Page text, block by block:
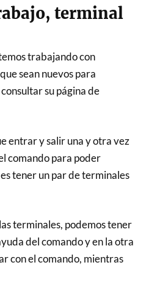
terminal
trabajando con
sean nuevos para
su página de
entrar y salir una y otra vez
comando para poder
tener un par de terminales
terminales, podemos tener
del comando y en la otra
con el comando, mientras